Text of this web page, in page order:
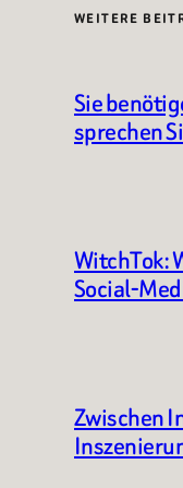
WEITERE
Sie
sprechen
WitchTok:
Social-
Zwischen